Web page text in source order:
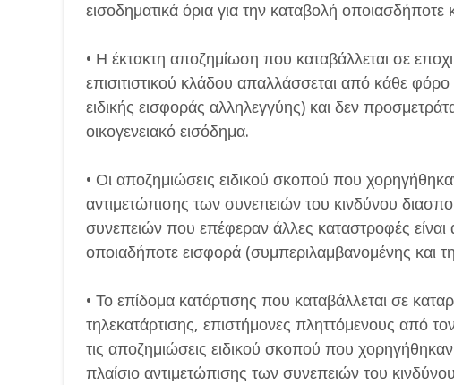
εισοδηματικά όρια για την καταβολή
• Η έκτακτη αποζημίωση που καταβάλλεται σε
επισιτιστικού κλάδου απαλλάσσεται από κάθε
ειδικής εισφοράς αλληλεγγύης) και δεν
οικογενειακό εισόδημα.
• Οι αποζημιώσεις ειδικού σκοπού που
αντιμετώπισης των συνεπειών του κινδύνου
συνεπειών που επέφεραν άλλες καταστροφές είναι
οποιαδήποτε εισφορά (συμπεριλαμβανομένης και
• Το επίδομα κατάρτισης που καταβάλλεται σε
τηλεκατάρτισης, επιστήμονες πληττόμενους από
τις αποζημιώσεις ειδικού σκοπού που
πλαίσιο αντιμετώπισης των συνεπειών του